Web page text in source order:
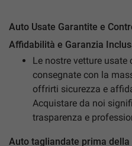
Auto Usate Garantite e
Affidabilità e Garanzia
Le nostre vetture usate
consegnate con la
offrirti sicurezza e
Acquistare da noi
trasparenza e
Auto tagliandate prima della
Cookie necessari
Cookie delle preferenze